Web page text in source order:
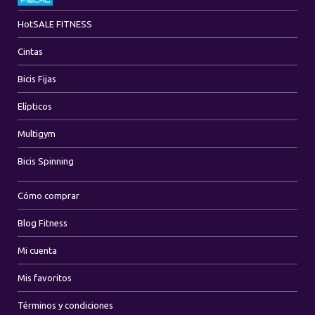
HotSALE FITNESS
Cintas
Bicis Fijas
Elípticos
Multigym
Bicis Spinning
Cómo comprar
Blog Fitness
Mi cuenta
Mis favoritos
Términos y condiciones